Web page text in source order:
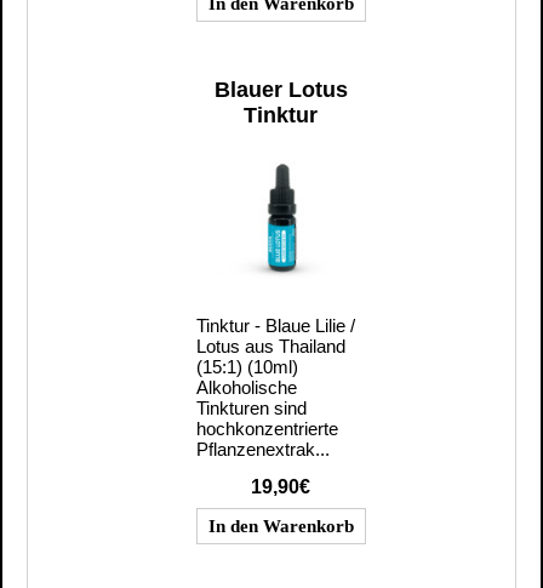
Blauer Lotus
Tinktur
Tinktur - Blaue Lilie /
Lotus aus Thailand
(15:1) (10ml)
Alkoholische
Tinkturen sind
hochkonzentrierte
Pflanzenextrak...
19,90€